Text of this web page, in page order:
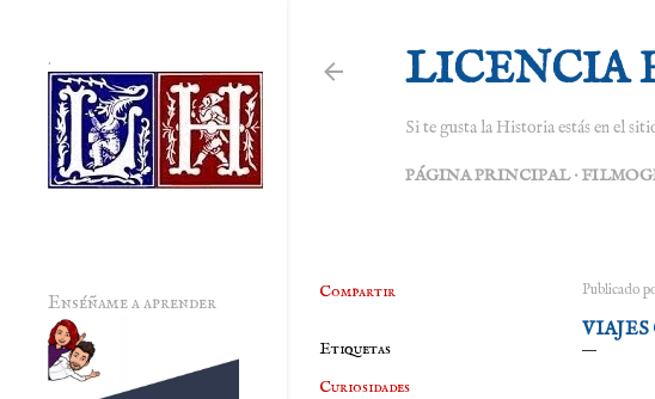
LICENCIA
Si te gusta la Historia estás en el
PÁGINA PRINCIPAL
Compartir
Etiquetas
Curiosidades
Publicado
.
Enséñame a aprender